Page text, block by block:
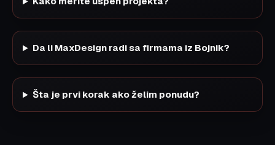
Da li MaxDesign radi sa firmama iz Bojnik?
Šta je prvi korak ako želim ponudu?